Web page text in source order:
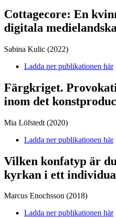
Cottagecore: En
digitala
Sabina Kulic (2022)
Ladda ner publikationen här
Färgkriget.
inom det
Mia Löfstedt (2020)
Ladda ner publikationen här
Vilken konfatyp är
kyrkan i ett
Marcus Enochsson (2018)
Ladda ner publikationen här